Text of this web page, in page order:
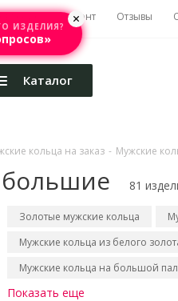
Ремонт Отзывы
Каталог
кольца на заказ - Мужские
81
Золотые мужские кольца
Мужские кольца из белого
Мужские кольца на большой
Показать еще
ИЗДЕЛИЯ?